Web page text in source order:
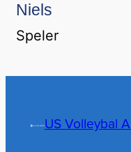
Niels
Speler
US Volleybal